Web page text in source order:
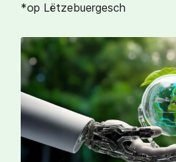
*op Lëtzebuergesch